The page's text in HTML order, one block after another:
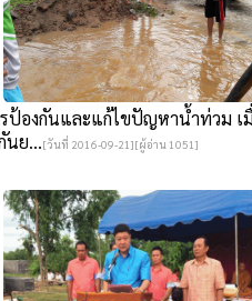
ป้องกันและแก้ไขปัญหาน้ำท่วม เ
นย...[วันที่ 2016-09-21][ผู้อ่าน 1051]